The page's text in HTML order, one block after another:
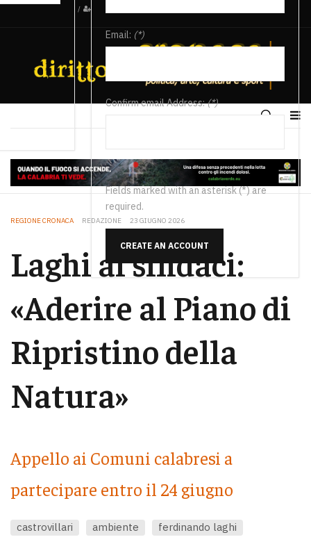
/
Email: (*)
Confirm email Address:(*)
Fields marked with an asterisk (*) are
required.
CREATE AN ACCOUNT
REGIONE CRONACA REDAZIONE 23 GIUGNO 2026
Laghi ai sindaci:
«Aderire al Piano di
Ripristino della
Natura»
Appello ai Comuni calabresi a
partecipare entro il 24 giugno
castrovillari ambiente
ferdinando laghi